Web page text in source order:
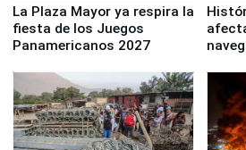
La Plaza Mayor ya respira la
fiesta de los Juegos
Panamericanos 2027